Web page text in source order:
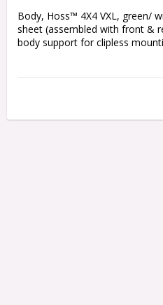
Body, Hoss™ 4X4 VXL, green/
sheet (assembled with front &
body support for clipless